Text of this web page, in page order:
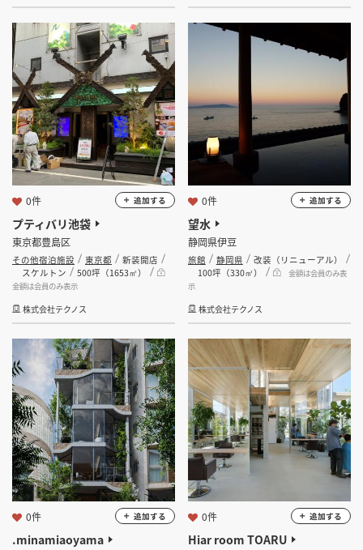
プティバリ池袋
東京都豊島区
その他宿泊施設 東京都
新装開店
スケルトン
500坪（1653㎡）
金額は会員のみ表示
株式会社テクノス
0件 追加する
望水
静岡県伊豆
旅館 静岡県
改装（リニューアル）
100坪（330㎡）
金額は会員のみ表
示
株式会社テクノス
0件 追加する
.minamiaoyama
0件 追加する
Hiar room TOARU
0件 追加する